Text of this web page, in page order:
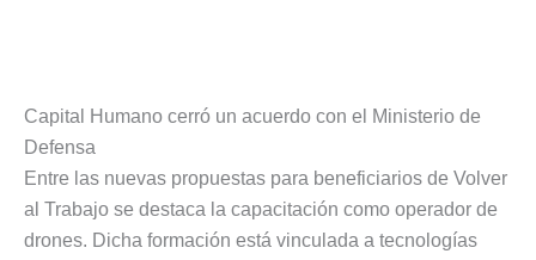
Capital Humano cerró un acuerdo con el Ministerio de
Defensa
Entre las nuevas propuestas para beneficiarios de Volver
al Trabajo se destaca la capacitación como operador de
drones. Dicha formación está vinculada a tecnologías